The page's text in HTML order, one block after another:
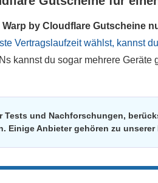
Warp by Cloudflare Gutscheine
Vertragslaufzeit wählst, kannst
kannst du sogar mehrere
und Nachforschungen,
Einige Anbieter gehören zu